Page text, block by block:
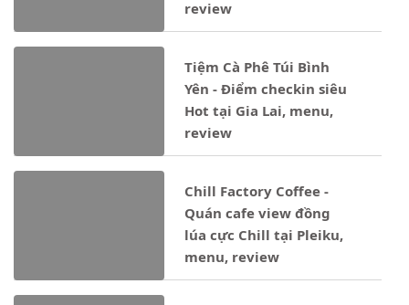
review
Tiệm Cà Phê Túi Bình
Yên - Điểm checkin siêu
Hot tại Gia Lai, menu,
review
Chill Factory Coffee -
Quán cafe view đồng
lúa cực Chill tại Pleiku,
menu, review